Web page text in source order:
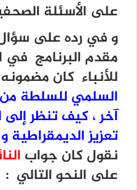
على الأسئلة
و في رده على
مقدم البرنامج في
للأنباء كان
السلمي للسلطة
آخر ، كيف تنظر
تعزيز الديمقراطية
نقول كان جواب
على النحو التالي :